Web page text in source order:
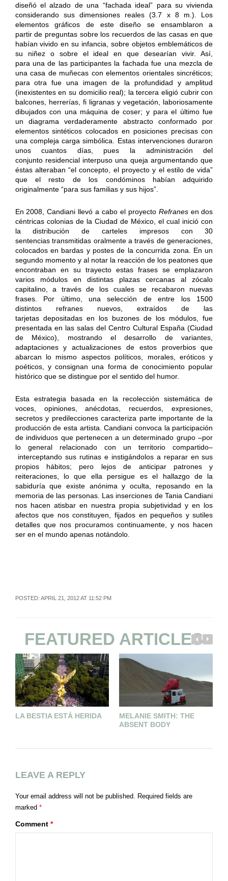
diseñó el alzado de una “fachada ideal” para su vivienda
considerando sus dimensiones reales (3.7 x 8 m.). Los
elementos gráficos de este diseño se ensamblaron a
partir de preguntas sobre los recuerdos de las casas en que
habían vivido en su infancia, sobre objetos emblemáticos de
su niñez o sobre el ideal en que desearían vivir. Así,
para una de las participantes la fachada fue una mezcla de
una casa de muñecas con elementos orientales sincréticos;
para otra fue una imagen de la profundidad y amplitud
(inexistentes en su domicilio real); la tercera eligió cubrir con
balcones, herrerías, fi ligranas y vegetación, laboriosamente
dibujados con una máquina de coser; y para el último fue
un diagrama verdaderamente abstracto conformado por
elementos sintéticos colocados en posiciones precisas con
una compleja carga simbólica. Estas intervenciones duraron
unos cuantos días, pues la administración del
conjunto residencial interpuso una queja argumentando que
éstas alteraban “el concepto, el proyecto y el estilo de vida”
que el resto de los condóminos habían adquirido
originalmente “para sus familias y sus hijos”.
En 2008, Candiani llevó a cabo el proyecto Refranes en dos
céntricas colonias de la Ciudad de México, el cual inició con
la distribución de carteles impresos con 30
sentencias transmitidas oralmente a través de generaciones,
colocados en bardas y postes de la concurrida zona. En un
segundo momento y al notar la reacción de los peatones que
encontraban en su trayecto estas frases se emplazaron
varios módulos en distintas plazas cercanas al zócalo
capitalino, a través de los cuales se recabaron nuevas
frases. Por último, una selección de entre los 1500
distintos refranes nuevos, extraídos de las
tarjetas depositadas en los buzones de los módulos, fue
presentada en las salas del Centro Cultural España (Ciudad
de México), mostrando el desarrollo de variantes,
adaptaciones y actualizaciones de estos proverbios que
abarcan lo mismo aspectos políticos, morales, eróticos y
poéticos, y consignan una forma de conocimiento popular
histórico que se distingue por el sentido del humor.
Esta estrategia basada en la recolección sistemática de
voces, opiniones, anécdotas, recuerdos, expresiones,
secretos y predilecciones caracteriza parte importante de la
producción de esta artista. Candiani convoca la participación
de individuos que pertenecen a un determinado grupo –por
lo general relacionado con un territorio compartido–
interceptando sus rutinas e instigándolos a reparar en sus
propios hábitos; pero lejos de anticipar patrones y
reiteraciones, lo que ella persigue es el hallazgo de la
sabiduría que existe anónima y oculta, reposando en la
memoria de las personas. Las inserciones de Tania Candiani
nos hacen atisbar en nuestra propia subjetividad y en los
afectos que nos constituyen, fijados en pequeños y sutiles
detalles que nos procuramos continuamente, y nos hacen
ser en el mundo apenas notándolo.
POSTED: APRIL 21, 2012 AT 11:52 PM
FEATURED ARTICLES
LA BESTIA ESTÁ HERIDA
MELANIE SMITH: THE
ABSENT BODY
LEAVE A REPLY
Your email address will not be published. Required fields are
marked *
Comment *